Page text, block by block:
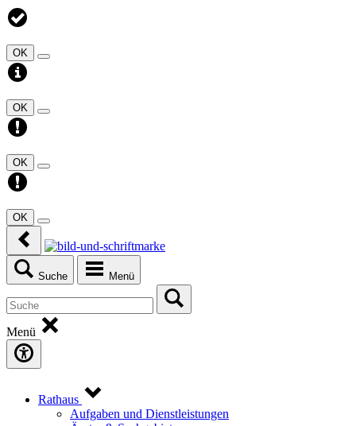
OK
OK
OK
OK
Suche Menü
Menü
Rathaus
Aufgaben und Dienstleistungen